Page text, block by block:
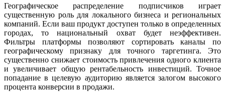
Географическое распределение подписчиков играет
существенную роль для локального бизнеса и региональных
компаний. Если ваш продукт доступен только в определенных
городах, то национальный охват будет неэффективен.
Фильтры платформы позволяют сортировать каналы по
географическому признаку для точного таргетинга. Это
существенно снижает стоимость привлечения одного клиента
и увеличивает общую рентабельность инвестиций. Точное
попадание в целевую аудиторию является залогом высокого
процента конверсии в продажи.